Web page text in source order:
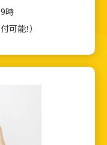
時
能！）